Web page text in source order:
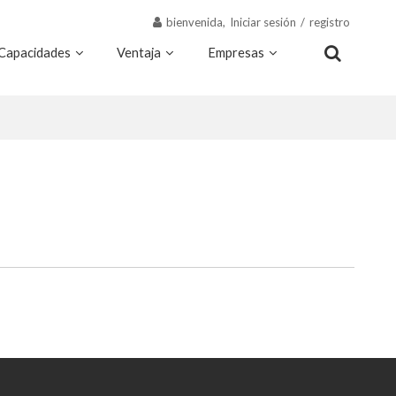
bienvenida, Iniciar sesión / registro
Ventaja Empresas